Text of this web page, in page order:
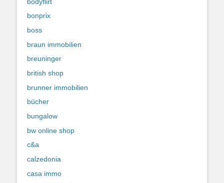
bonprix
boss
braun immobilien
breuninger
british shop
brunner immobilien
bücher
bungalow
bw online shop
c&a
calzedonia
casa immo